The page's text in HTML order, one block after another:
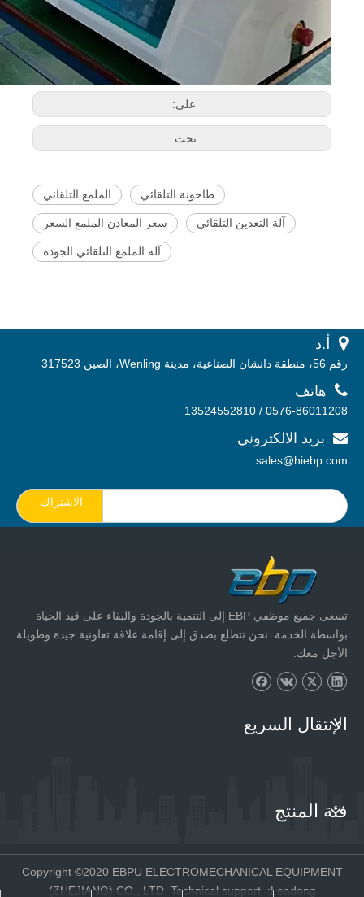
على:
تحت:
الملمع التلقائي طاحونة التلقائي
سعر المعادن الملمع السعر آلة التعدين التلقائي
آلة الملمع التلقائي الجودة
 أ. د
رقم 56، منطقة دانشان الصناعية، مدينة Wenling، الصين 317523
 هاتف
0576-86011208 / 13524552810
 بريد الالكتروني
sales@hiebp.com
الاشتراك
تسعى جميع موظفي EBP إلى التنمية بالجودة والبقاء على قيد الحياة
بواسطة الخدمة. نحن نتطلع بصدق إلى إقامة علاقة تعاونية جيدة وطويلة
الأجل معك.
الإنتقال السريع
فئة المنتج
Copyright ©2020 EBPU ELECTROMECHANICAL EQUIPMENT
(ZHEJIANG) CO., LTD. Technical support:Leadong